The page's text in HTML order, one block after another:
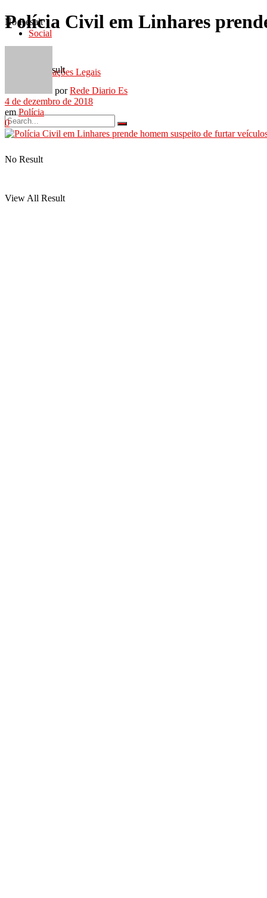
Social
Publicações Legais
No Result
View All Result
No Result
View All Result
Polícia Civil em Linhares
por Rede Diario Es
4 de dezembro de 2018
em Polícia
0